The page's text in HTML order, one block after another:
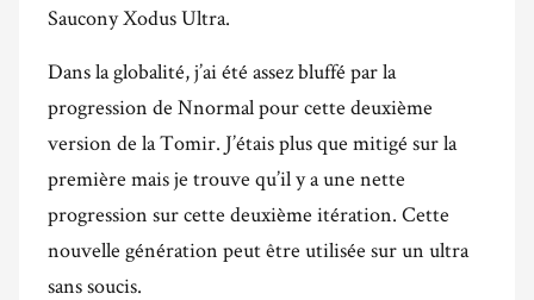
Saucony Xodus Ultra.
Dans la globalité, j’ai été assez bluffé par la
progression de Nnormal pour cette deuxième
version de la Tomir. J’étais plus que mitigé sur la
première mais je trouve qu’il y a une nette
progression sur cette deuxième itération. Cette
nouvelle génération peut être utilisée sur un ultra
sans soucis.